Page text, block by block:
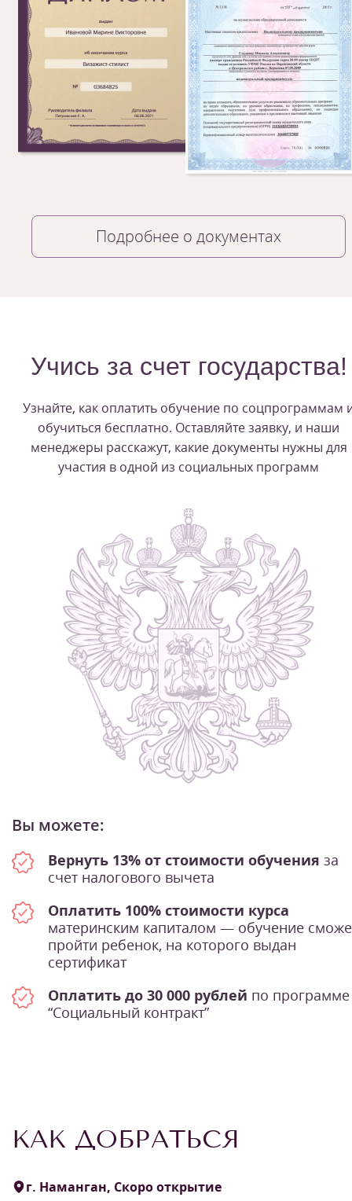
Подробнее о документах
Учись за счет государства!
Узнайте, как оплатить обучение по соцпрограммам
обучиться бесплатно. Оставляйте заявку, и наши
менеджеры расскажут, какие документы нужны для
участия в одной из социальных программ
Вы можете:
Вернуть 13% от стоимости обучения за
счет налогового вычета
Оплатить 100% стоимости курса
материнским капиталом — обучение
пройти ребенок, на которого выдан
сертификат
Оплатить до 30 000 рублей по программе
“Социальный контракт”
КАК ДОБРАТЬСЯ
г. Наманган, Скоро открытие